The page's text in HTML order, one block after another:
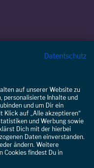
5Sternen
Datentschutz
auf unserer Website zu
personalisierte Inhalte und
und um Dir ein
Klick auf „Alle akzeptieren“
und Werbung sowie
Dich mit der hierbei
Daten einverstanden.
ändern. Weitere
Cookies findest Du in